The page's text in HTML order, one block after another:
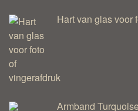
Hart van glas voor
Armband